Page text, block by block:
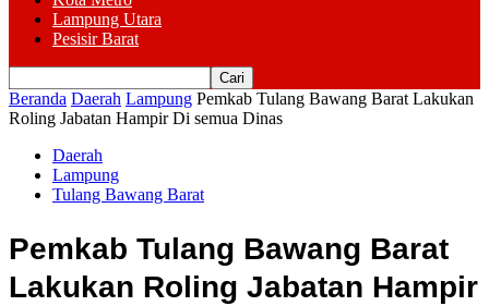
Lampung Utara
Pesisir Barat
Beranda Daerah Lampung Pemkab Tulang Bawang Barat Lakukan
Roling Jabatan Hampir Di semua Dinas
Daerah
Lampung
Tulang Bawang Barat
Pemkab Tulang Bawang Barat
Lakukan Roling Jabatan Hampir